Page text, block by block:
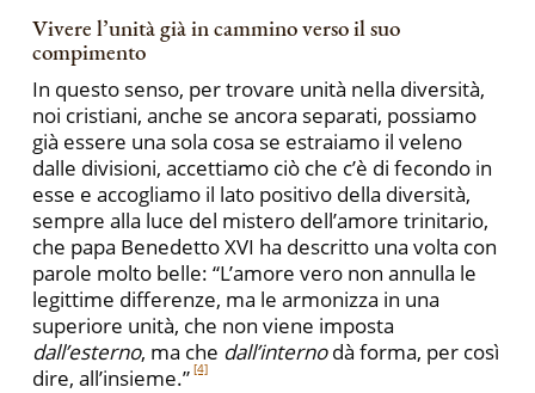
Vivere l’unità già in cammino verso il suo
compimento
In questo senso, per trovare unità nella diversità,
noi cristiani, anche se ancora separati, possiamo
già essere una sola cosa se estraiamo il veleno
dalle divisioni, accettiamo ciò che c’è di fecondo in
esse e accogliamo il lato positivo della diversità,
sempre alla luce del mistero dell’amore trinitario,
che papa Benedetto XVI ha descritto una volta con
parole molto belle: “L’amore vero non annulla le
legittime differenze, ma le armonizza in una
superiore unità, che non viene imposta
dall’esterno, ma che dall’internodà forma, per così
dire, all’insieme.” [4]